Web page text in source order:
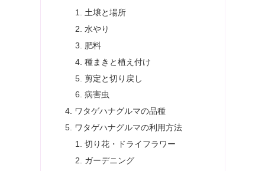
土壌と場所
水やり
肥料
種まきと植え付け
剪定と切り戻し
病害虫
ワタゲハナグルマの品種
ワタゲハナグルマの利用方法
切り花・ドライフラワー
ガーデニング